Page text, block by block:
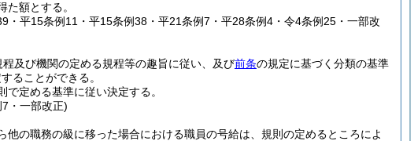
額とする。
平15条例11・平15条例38・平21条例7・平28条例4・令4条例25・一部改
及び機関の定める規程等の趣旨に従い、及び前条の規定に基づく分類の基準
ることができる。
定める基準に従い決定する。
・一部改正)
の職務の級に移った場合における職員の号給は、規則の定めるところによ